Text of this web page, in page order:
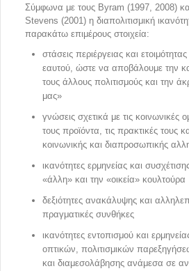
Σύμφωνα με τους Byram (1997, 2008)
Stevens (2001) η διαπολιτισμική
παρακάτω επιμέρους στοιχεία:
στάσεις περιέργειας και
εαυτού, ώστε να αποβάλουμε την
τους άλλους πολιτισμούς και την
μας»
γνώσεις σχετικά με τις κοινωνικές
τους προϊόντα, τις πρακτικές τους
κοινωνικής και διαπροσωπικής
ικανότητες ερμηνείας και
«άλλη» και την «οικεία» κουλτούρα
δεξιότητες ανακάλυψης και
πραγματικές συνθήκες
ικανότητες εντοπισμού και
οπτικών, πολιτισμικών
και διαμεσολάβησης ανάμεσα σε